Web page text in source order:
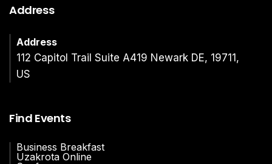
Address
Address
112 Capitol Trail Suite A419 Newark DE, 19711,
US
Find Events
Business Breakfast
Uzakrota Online